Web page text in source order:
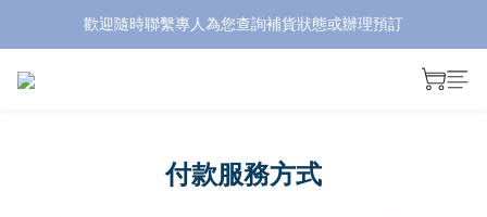
歡迎隨時聯繫專人為您查詢補貨狀態或辦理預訂
付款服務方式